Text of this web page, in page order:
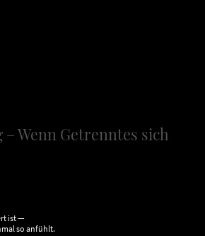
– Wenn Getrenntes sich
ist —
so anfühlt.